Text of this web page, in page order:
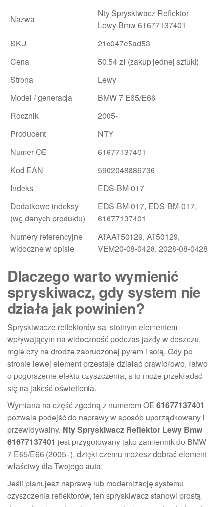
Nazwa
Nty Spryskiwacz Reflektor
Lewy Bmw 61677137401
SKU
21c047e5ad53
Cena
50.54 zł (zakup jednej sztuki)
Strona
Lewy
Model / generacja
BMW 7 E65/E66
Rocznik
2005-
Producent
NTY
Numer OE
61677137401
Kod EAN
5902048886736
Indeks
EDS-BM-017
Dodatkowe indeksy
(wg danych produktu)
EDS-BM-017, EDS-BM-017,
61677137401
Numery referencyjne
widoczne w opisie
ATAAT50129, AT50129,
VEM20-08-0428, 2028-08-0428
Dlaczego warto wymienić
spryskiwacz, gdy system nie
działa jak powinien?
Spryskiwacze reflektorów są istotnym elementem
wpływającym na widoczność podczas jazdy w deszczu,
mgle czy na drodze zabrudzonej pyłem i solą. Gdy po
stronie lewej element przestaje działać prawidłowo, łatwo
o pogorszenie efektu czyszczenia, a to może przekładać
się na jakość oświetlenia.
Wymiana na część zgodną z numerem OE 61677137401
pozwala podejść do naprawy w sposób uporządkowany i
przewidywalny. Nty Spryskiwacz Reflektor Lewy Bmw
61677137401 jest przygotowany jako zamiennik do BMW
7 E65/E66 (2005–), dzięki czemu możesz dobrać element
właściwy dla Twojego auta.
Jeśli planujesz naprawę lub modernizację systemu
czyszczenia reflektorów, ten spryskiwacz stanowi prostą